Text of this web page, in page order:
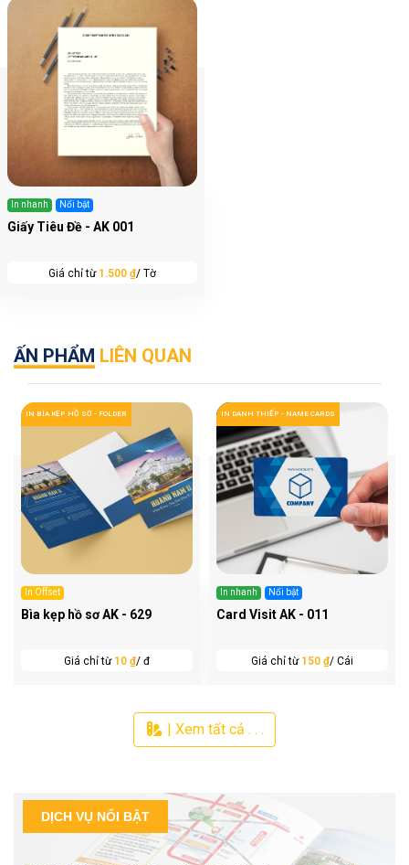
In nhanh Nổi bật
Giấy Tiêu Đề - AK 001
Giá chỉ từ 1.500 ₫/ Tờ
ẤN PHẨM LIÊN QUAN
IN BÌA KẸP HỒ SƠ - FOLDER
In Offset
Bìa kẹp hồ sơ AK - 629
Giá chỉ từ 10 ₫/ đ
IN DANH THIẾP - NAME CARDS
In nhanh Nổi bật
Card Visit AK - 011
Giá chỉ từ 150 ₫/ Cái
| Xem tất cả . . .
DỊCH VỤ NỔI BẬT